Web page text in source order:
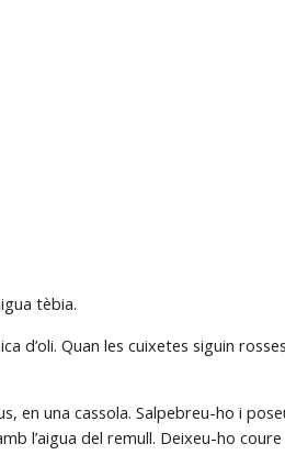
tèbia.
d’oli. Quan les cuixetes siguin
en una cassola. Salpebreu-ho i
l’aigua del remull. Deixeu-ho